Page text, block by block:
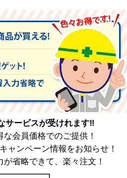
サービスが受けれます‼
会員価格でのご提供！
ャンペーン情報をお知らせ！
省略できて、楽々注文！